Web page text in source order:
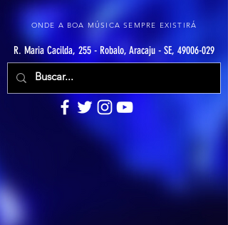
ONDE A BOA MÚSICA SEMPRE EXISTIRÁ
R. Maria Cacilda, 255 - Robalo, Aracaju - SE, 49006-029